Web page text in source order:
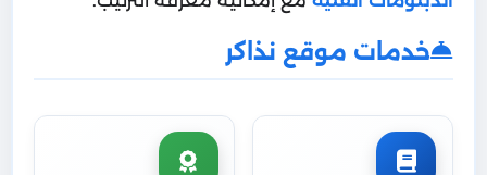
خدمات موقع نذاكر